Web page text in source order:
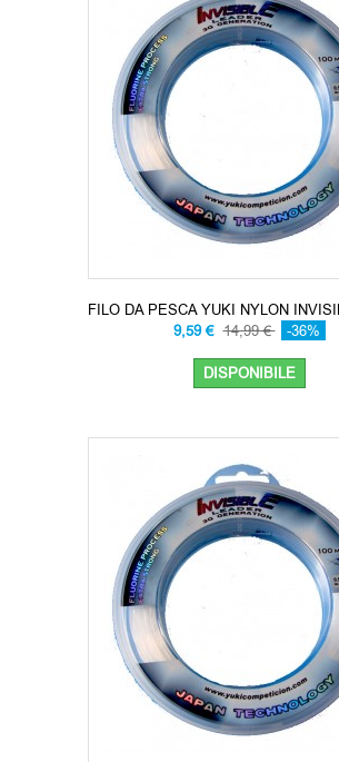
FILO DA PESCA YUKI NYLON
9,59 € 14,99 € -36%
DISPONIBILE